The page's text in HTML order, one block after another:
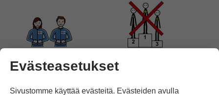
Evästeasetukset
Sivustomme käyttää evästeitä. Evästeiden avulla